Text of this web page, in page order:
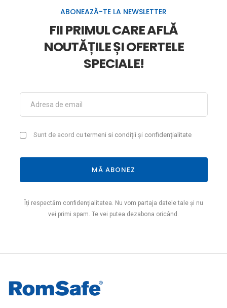
ABONEAZĂ-TE LA NEWSLETTER
FII PRIMUL CARE AFLĂ
NOUTĂȚILE ȘI OFERTELE
SPECIALE!
Sunt de acord cutermeni si condiții și confidențialitate
MĂ ABONEZ
Îți respectăm confidențialitatea. Nu vom partaja datele tale și nu
vei primi spam. Te vei putea dezabona oricând.